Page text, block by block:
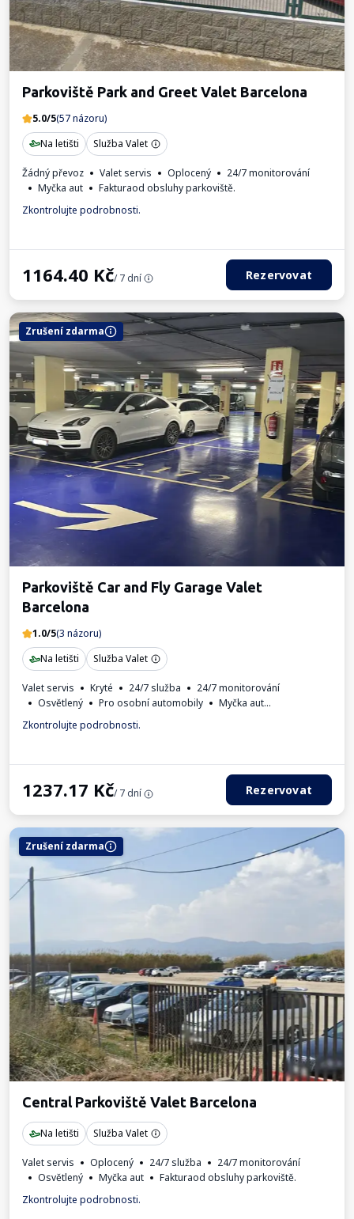
Parkoviště Park and Greet Valet Barcelona
5.0/5(57 názoru)
Na letišti
Služba Valet
Žádný převoz Valet servis Oplocený
24/7 monitorování
Myčka aut
Fakturaod obsluhy parkoviště.
Zkontrolujte podrobnosti.
1164.40 Kč/ 7 dní Rezervovat
Zrušení zdarma
Parkoviště Car and Fly Garage Valet
Barcelona
1.0/5(3 názoru)
Na letišti
Služba Valet
Valet servis Kryté 24/7 služba
24/7 monitorování
Osvětlený
Pro osobní automobily
Myčka aut
Fakturaod obsluhy parkoviště.
Zkontrolujte podrobnosti.
1237.17 Kč/ 7 dní Rezervovat
Zrušení zdarma
Central Parkoviště Valet Barcelona
Na letišti Služba Valet
Valet servis Oplocený 24/7 služba
24/7 monitorování
Osvětlený
Myčka aut
Fakturaod obsluhy parkoviště.
Zkontrolujte podrobnosti.